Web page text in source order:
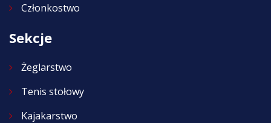
Członkostwo
Sekcje
Żeglarstwo
Tenis stołowy
Kajakarstwo